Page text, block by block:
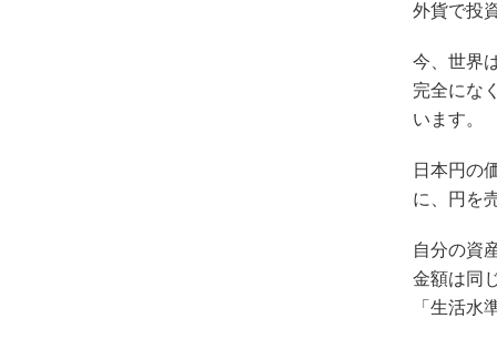
外貨で投
今、世界
完全にな
います。
日本円の
に、円を
自分の資
金額は同
「生活水